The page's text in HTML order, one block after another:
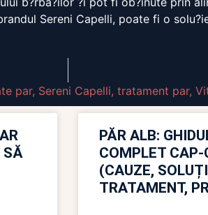
Sereni Capelli, poate fi o
par, Sereni Capelli, tratament par,
SĂ
PĂR ALB:
COMPLET CAP-
(CAUZE,
TRATAMENT,